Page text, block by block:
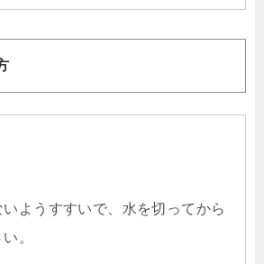
ようすすいで、水を切ってから
。